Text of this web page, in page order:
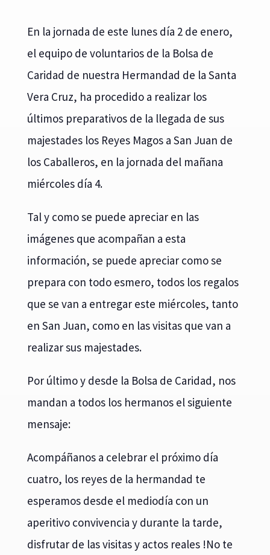
En la jornada de este lunes día 2 de enero,
el equipo de voluntarios de la Bolsa de
Caridad de nuestra Hermandad de la Santa
Vera Cruz, ha procedido a realizar los
últimos preparativos de la llegada de sus
majestades los Reyes Magos a San Juan de
los Caballeros, en la jornada del mañana
miércoles día 4.
Tal y como se puede apreciar en las
imágenes que acompañan a esta
información, se puede apreciar como se
prepara con todo esmero, todos los regalos
que se van a entregar este miércoles, tanto
en San Juan, como en las visitas que van a
realizar sus majestades.
Por último y desde la Bolsa de Caridad, nos
mandan a todos los hermanos el siguiente
mensaje:
Acompáñanos a celebrar el próximo día
cuatro, los reyes de la hermandad te
esperamos desde el mediodía con un
aperitivo convivencia y durante la tarde,
disfrutar de las visitas y actos reales !No te